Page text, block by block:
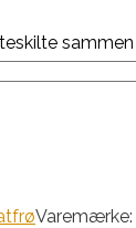
Varemærke: